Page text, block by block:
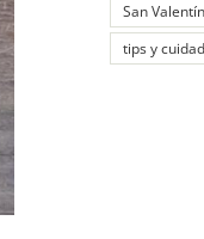
San Valentín
tips y